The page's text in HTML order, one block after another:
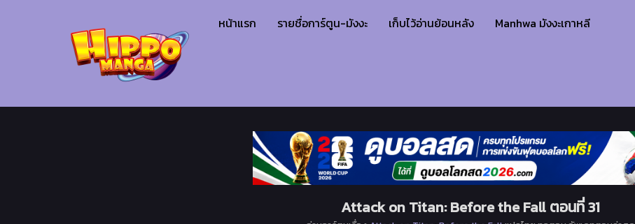
หน้าแรก รายชื่อการ์ตูน-มังงะ เก็บไว้อ่านย้อนหลัง Manhwa มังงะเกาหลี
Attack on Titan: Before the Fall ตอนที่ 31